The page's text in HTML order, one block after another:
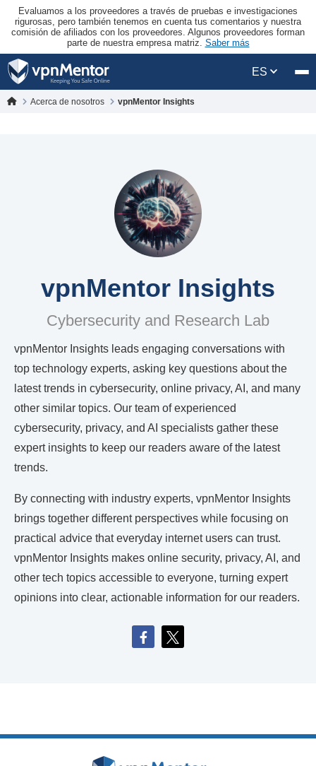
Evaluamos a los proveedores a través de pruebas e investigaciones
rigurosas, pero también tenemos en cuenta tus comentarios y nuestra
comisión de afiliados con los proveedores. Algunos proveedores forman
parte de nuestra empresa matriz. Saber más
ES
Acerca de nosotros vpnMentor Insights
vpnMentor Insights
Cybersecurity and Research Lab
vpnMentor Insights leads engaging conversations with
top technology experts, asking key questions about the
latest trends in cybersecurity, online privacy, AI, and many
other similar topics. Our team of experienced
cybersecurity, privacy, and AI specialists gather these
expert insights to keep our readers aware of the latest
trends.
By connecting with industry experts, vpnMentor Insights
brings together different perspectives while focusing on
practical advice that everyday internet users can trust.
vpnMentor Insights makes online security, privacy, AI, and
other tech topics accessible to everyone, turning expert
opinions into clear, actionable information for our readers.